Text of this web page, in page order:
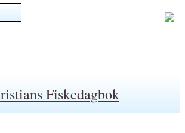
Fiskedagbok